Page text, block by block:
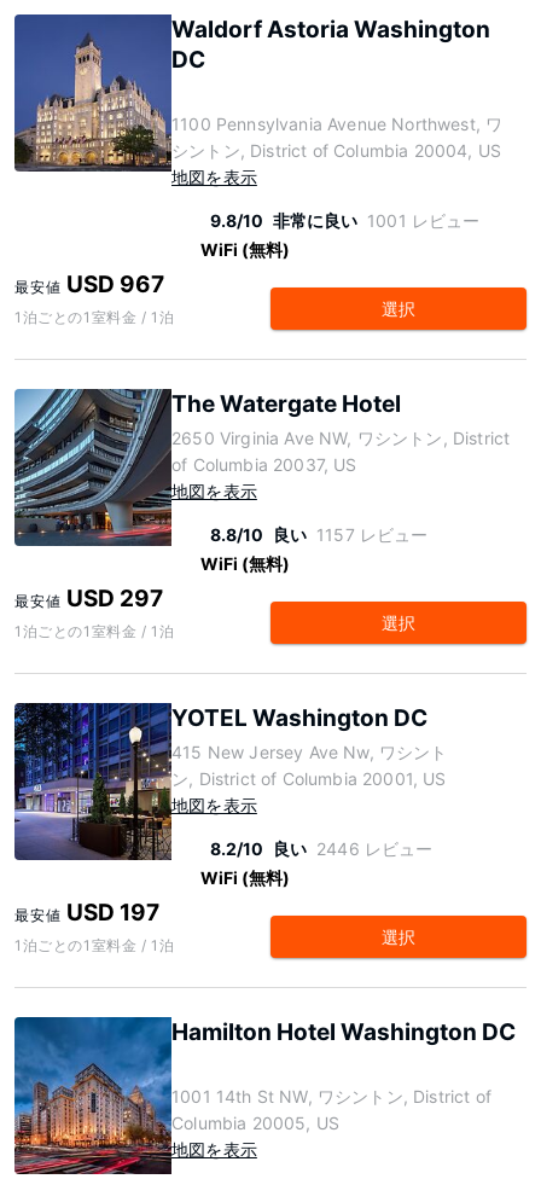
Waldorf Astoria Washington
DC
1100 Pennsylvania Avenue Northwest, ワ
シントン, District of Columbia 20004, US
地図を表示
9.8/10 非常に良い 1001 レビュー
WiFi (無料)
最安値 USD 967
1泊ごとの1室料金 / 1泊 選択
The Watergate Hotel
2650 Virginia Ave NW, ワシントン, District
of Columbia 20037, US
地図を表示
8.8/10 良い 1157 レビュー
WiFi (無料)
最安値 USD 297
1泊ごとの1室料金 / 1泊 選択
YOTEL Washington DC
415 New Jersey Ave Nw, ワシント
ン, District of Columbia 20001, US
地図を表示
8.2/10 良い 2446 レビュー
WiFi (無料)
最安値 USD 197
1泊ごとの1室料金 / 1泊 選択
Hamilton Hotel Washington DC
1001 14th St NW, ワシントン, District of
Columbia 20005, US
地図を表示